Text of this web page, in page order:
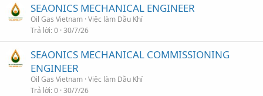
SEAONICS MECHANICAL ENGINEER
Oil Gas Vietnam Việc làm Dầu Khí
Trả lời 0 30/7/26
SEAONICS MECHANICAL COMMISSIONING
ENGINEER
Oil Gas Vietnam Việc làm Dầu Khí
Trả lời 0 30/7/26